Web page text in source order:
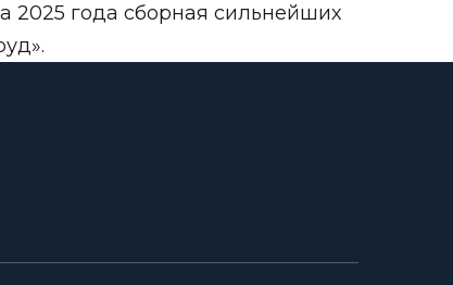
2025 года сборная сильнейших